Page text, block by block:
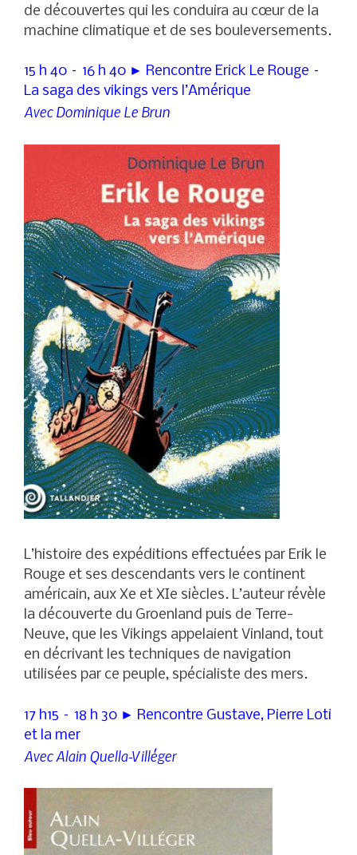
de découvertes qui les conduira au cœur de la
machine climatique et de ses bouleversements.
15 h 40 – 16 h 40 ► Rencontre Erick Le Rouge –
La saga des vikings vers l’Amérique
Avec Dominique Le Brun
L’histoire des expéditions effectuées par Erik le
Rouge et ses descendants vers le continent
américain, aux Xe et XIe siècles. L’auteur révèle
la découverte du Groenland puis de Terre-
Neuve, que les Vikings appelaient Vinland, tout
en décrivant les techniques de navigation
utilisées par ce peuple, spécialiste des mers.
17 h15 – 18 h 30 ► Rencontre Gustave, Pierre Loti
et la mer
Avec Alain Quella-Villéger